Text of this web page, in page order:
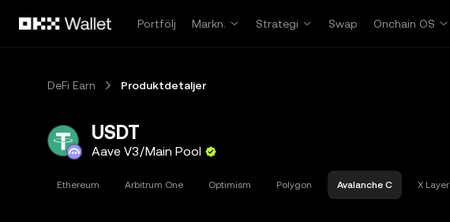
Portfölj
Markn. Strategi Swap Onchain OS
DeFi Earn Produktdetaljer
USDT
Aave V3/Main Pool
Ethereum Arbitrum One Optimism Polygon Avalanche C X Layer